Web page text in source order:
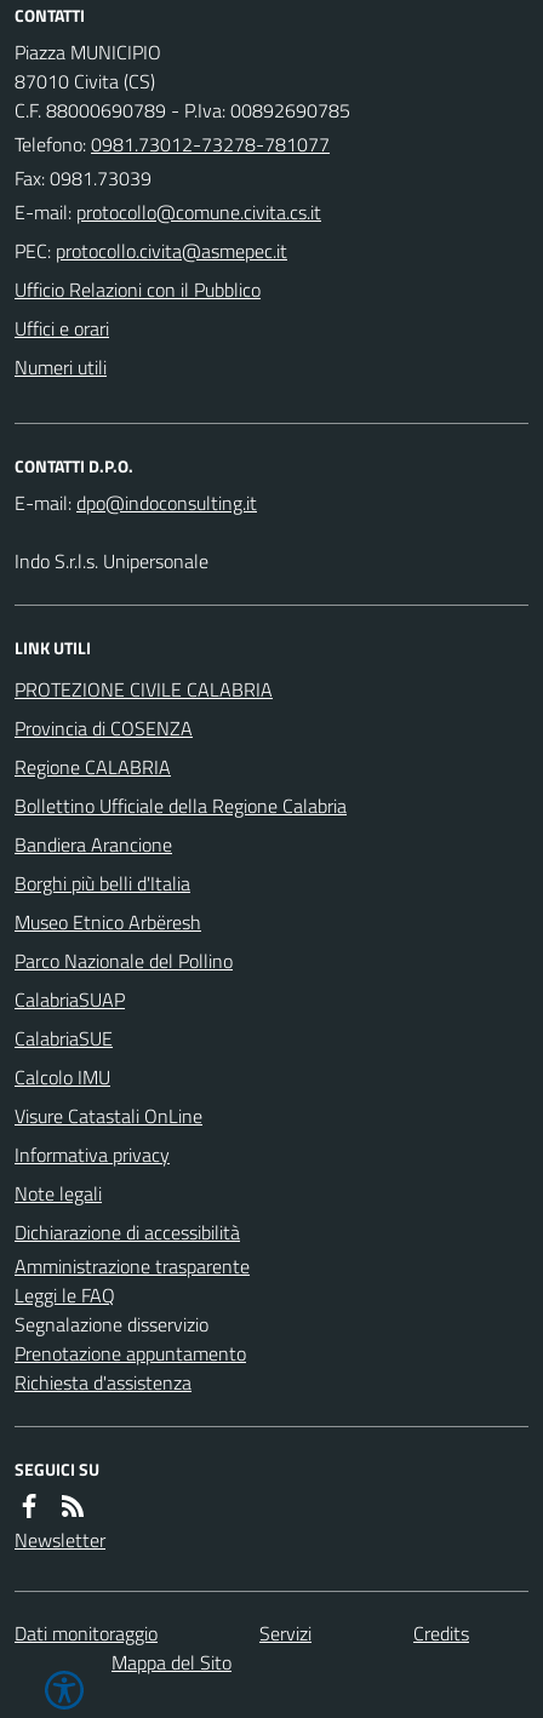
CONTATTI
Piazza MUNICIPIO
87010 Civita (CS)
C.F. 88000690789 - P.Iva: 00892690785
Telefono:0981.73012-73278-781077
Fax: 0981.73039
E-mail:
PEC:
Ufficio Relazioni con il Pubblico
Uffici e orari
Numeri utili
CONTATTI D.P.O.
E-mail:
Indo S.r.l.s. Unipersonale
LINK UTILI
PROTEZIONE CIVILE CALABRIA
Provincia di COSENZA
Regione CALABRIA
Bollettino Ufficiale della Regione Calabria
Bandiera Arancione
Borghi più belli d'Italia
Museo Etnico Arbëresh
Parco Nazionale del Pollino
CalabriaSUAP
CalabriaSUE
Calcolo IMU
Visure Catastali OnLine
Informativa privacy
Note legali
Dichiarazione di accessibilità
Amministrazione trasparente
Leggi le FAQ
Segnalazione disservizio
Prenotazione appuntamento
Richiesta d'assistenza
SEGUICI SU
Newsletter
Dati monitoraggio Servizi
Credits
Mappa del Sito